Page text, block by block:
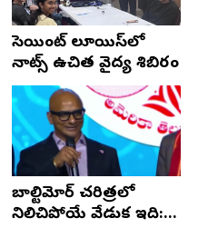
సెయింట్ లూయిస్‌లో
నాట్స్ ఉచిత వైద్య శిబిరం
బాల్టిమోర్ చరిత్రలో
నిలిచిపోయే వేడుక ఇది: